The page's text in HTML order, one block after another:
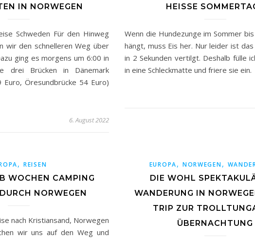
IN NORWEGEN
Schweden Für den Hinweg
wir den schnelleren Weg über
ging es morgens um 6:00 in
drei Brücken in Dänemark
Euro, Öresundbrücke 54 Euro)
6. August 2022
HEISSE
Wenn die Hundezunge im Sommer
hängt, muss Eis her. Nur leider ist
in 2 Sekunden vertilgt. Deshalb fülle
in eine Schleckmatte und friere sie ein.
, REISEN
WOCHEN CAMPING
NORWEGEN
nach Kristiansand, Norwegen
wir uns auf den Weg und
EUROPA, NORWEGEN,
DIE WOHL
WANDERUNG IN
TRIP ZUR
ÜBERNACHTUNG